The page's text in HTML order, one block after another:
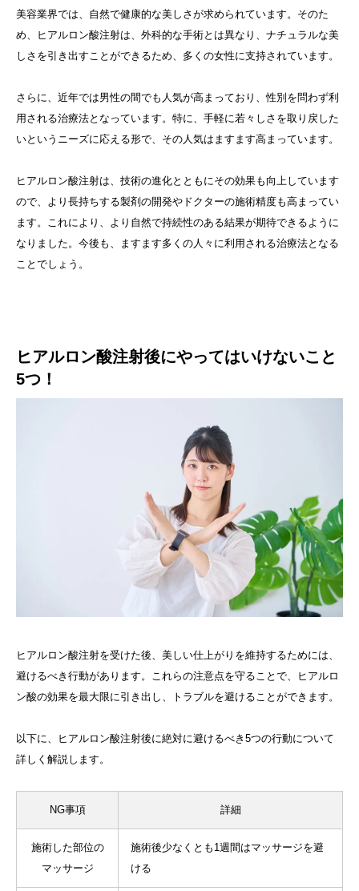
美容業界では、自然で健康的な美しさが求められています。そのた
め、ヒアルロン酸注射は、外科的な手術とは異なり、ナチュラルな美
しさを引き出すことができるため、多くの女性に支持されています。
さらに、近年では男性の間でも人気が高まっており、性別を問わず利
用される治療法となっています。特に、手軽に若々しさを取り戻した
いというニーズに応える形で、その人気はますます高まっています。
ヒアルロン酸注射は、技術の進化とともにその効果も向上しています
ので、より長持ちする製剤の開発やドクターの施術精度も高まってい
ます。これにより、より自然で持続性のある結果が期待できるように
なりました。今後も、ますます多くの人々に利用される治療法となる
ことでしょう。
ヒアルロン酸注射後にやってはいけないこと
5つ！
ヒアルロン酸注射を受けた後、美しい仕上がりを維持するためには、
避けるべき行動があります。これらの注意点を守ることで、ヒアルロ
ン酸の効果を最大限に引き出し、トラブルを避けることができます。
以下に、ヒアルロン酸注射後に絶対に避けるべき5つの行動について
詳しく解説します。
NG事項 詳細
施術した部位の
マッサージ
施術後少なくとも1週間はマッサージを避
ける